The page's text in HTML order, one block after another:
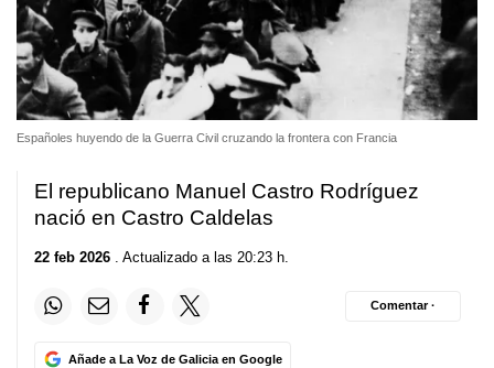
Españoles huyendo de la Guerra Civil cruzando la frontera con Francia
El republicano Manuel Castro Rodríguez
nació en Castro Caldelas
22 feb 2026 . Actualizado a las 20:23 h.
Añade a La Voz de Galicia en Google
Comentar ·